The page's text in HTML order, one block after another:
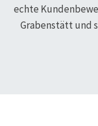
echte
Grabenstättund